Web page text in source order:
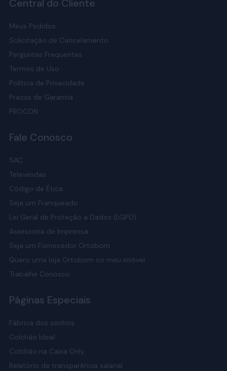
Central do Cliente
Meus Pedidos
Solicitação de Cancelamento
Perguntas Frequentes
Termos de Uso
Política de Privacidade
Prazos de Garantia
PROCON
Fale Conosco
SAC
Televendas
Código de Ética
Seja um Franqueado
Lei Geral de Proteção a Dados (LGPD)
Assessoria de Imprensa
Seja um Fornecedor Ortobom
Quero uma loja Ortobom no meu imóvel
Trabalhe Conosco
Páginas Especiais
Fábrica dos sonhos
Colchão Ideal
Colchão na Caixa Only
Relatório de transparência salarial